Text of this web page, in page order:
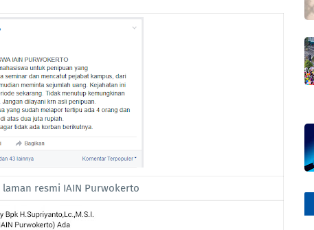
resmi IAIN Purwokerto